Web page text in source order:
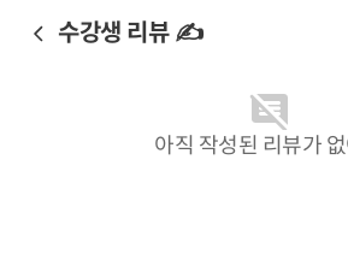
수강생 리뷰 ✍️
아직 작성된 리뷰가